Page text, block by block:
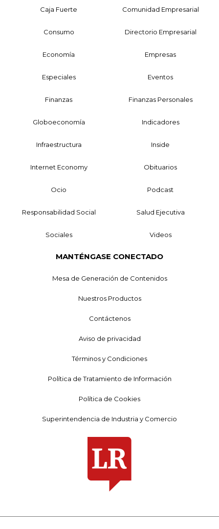
Caja Fuerte Comunidad Empresarial
Consumo Directorio Empresarial
Economía Empresas
Especiales Eventos
Finanzas Finanzas Personales
Globoeconomía Indicadores
Infraestructura Inside
Internet Economy Obituarios
Ocio Podcast
Responsabilidad Social Salud Ejecutiva
Sociales Videos
MANTÉNGASE CONECTADO
Mesa de Generación de Contenidos
Nuestros Productos
Contáctenos
Aviso de privacidad
Términos y Condiciones
Política de Tratamiento de Información
Política de Cookies
Superintendencia de Industria y Comercio